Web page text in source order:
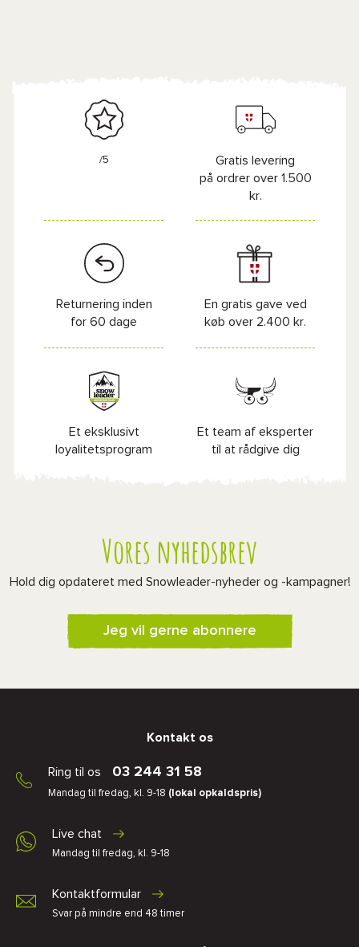
/5
Gratis levering
på ordrer over 1.500
kr.
Returnering inden
for 60 dage
En gratis gave ved
køb over 2.400 kr.
Et eksklusivt
loyalitetsprogram
Et team af eksperter
til at rådgive dig
Vores nyhedsbrev
Hold dig opdateret med Snowleader-nyheder og -kampagner!
Jeg vil gerne abonnere
Kontakt os
Ring til os 03 244 31 58
Mandag til fredag, kl. 9-18 (lokal opkaldspris)
Live chat
Mandag til fredag, kl. 9-18
Kontaktformular
Svar på mindre end 48 timer